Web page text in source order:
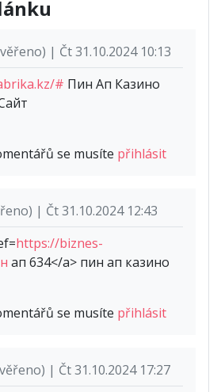
| Čt 31.10.2024 10:13
# Пин Ап Казино
se musíte přihlásit
| Čt 31.10.2024 12:43
https://biznes-
ап 634</a> пин ап казино
se musíte přihlásit
| Čt 31.10.2024 17:27